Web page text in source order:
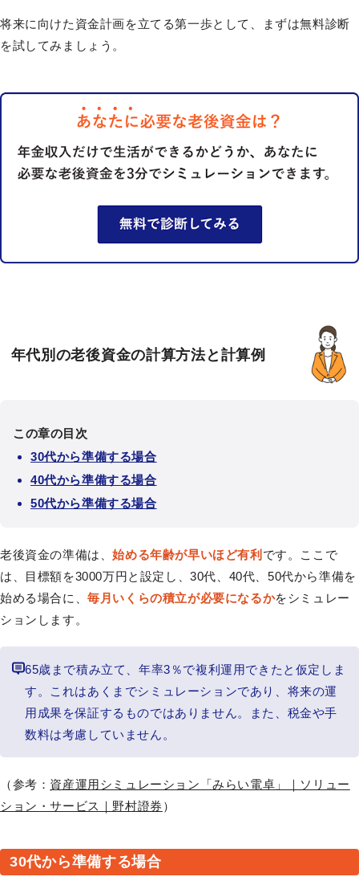
将来に向けた資金計画を立てる第一歩として、まずは無料診断
を試してみましょう。
年代別の老後資金の計算方法と計算例
この章の目次
30代から準備する場合
40代から準備する場合
50代から準備する場合
老後資金の準備は、始める年齢が早いほど有利 です。ここで
は、目標額を3000万円と設定し、30代、40代、50代から準備を
始める場合に、毎月いくらの積立が必要になるかをシミュレー
ションします。
65歳まで積み立て、年率3％で複利運用できたと仮定しま
す。これはあくまでシミュレーションであり、将来の運
用成果を保証するものではありません。また、税金や手
数料は考慮していません。
（参考： 資産運用シミュレーション「みらい電卓」｜ソリュー
ション・サービス｜野村證券 ）
30代から準備する場合